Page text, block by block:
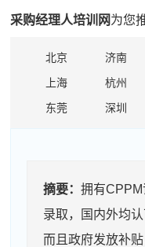
采购经理人培训网为您
北京 济南
上海
杭州
东莞
深圳
摘要：拥有
录取，国内外均
而且政府发放补